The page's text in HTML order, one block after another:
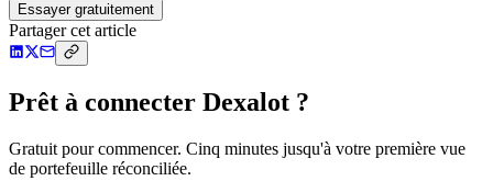
Essayer gratuitement
Partager cet article
Prêt à connecter Dexalot ?
Gratuit pour commencer. Cinq minutes jusqu'à votre première vue
de portefeuille réconciliée.